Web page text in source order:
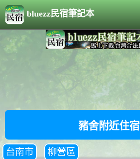
bluezz民宿筆記本
豬舍附近住宿
台南市 柳營區